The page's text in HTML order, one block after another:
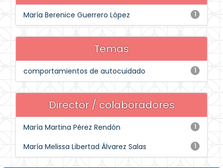
1
María Berenice Guerrero López
Temas
1
comportamientos de autocuidado
Director / colaboradores
1
María Martina Pérez Rendón
1
María Melissa Libertad Álvarez Salas